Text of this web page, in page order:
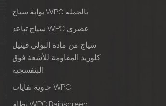
بوابة سياج WPC بالجملة
سياج تباعد WPC عصري
سياج من مادة البولي فينيل
كلوريد المقاومة للأشعة فوق
البنفسجية
حاوية نفايات WPC
نظام WPC Rainscreen